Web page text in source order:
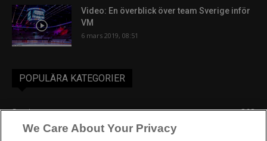
Video: En överblick över team Sverige inför
VM
6 mars 2019, 08:51
POPULÄRA KATEGORIER
Sverige
863
Ishockey-VM
We Care About Your Privacy